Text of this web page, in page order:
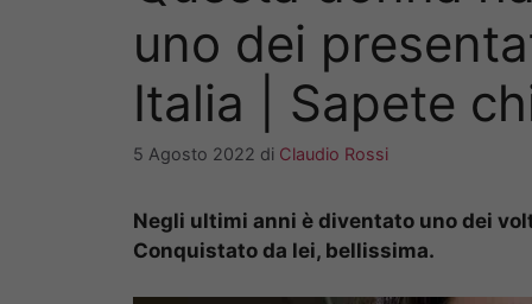
uno dei
Italia | Sapete
5 Agosto 2022 di Claudio Rossi
Negli ultimi anni è diventato uno dei
Conquistato da lei, bellissima.